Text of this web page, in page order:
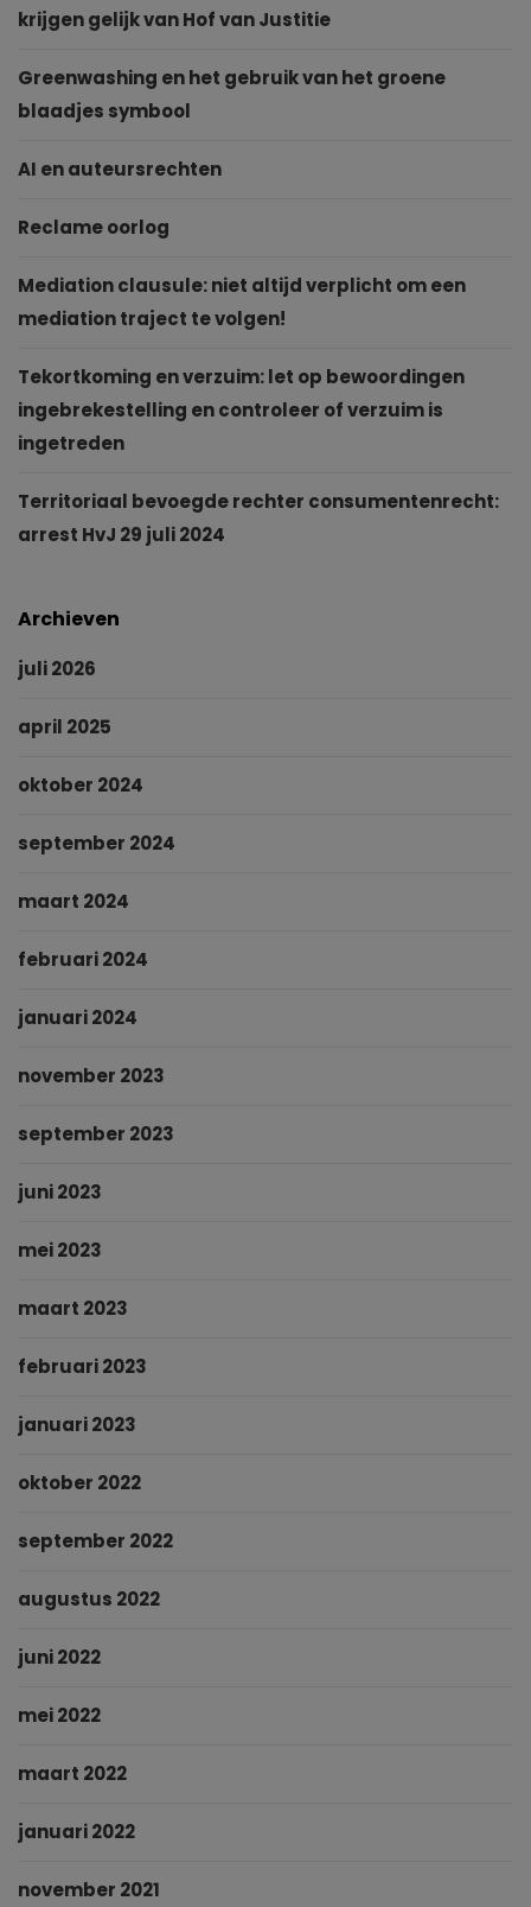
krijgen gelijk van Hof van Justitie
Greenwashing en het gebruik van het groene
blaadjes symbool
AI en auteursrechten
Reclame oorlog
Mediation clausule: niet altijd verplicht om een
mediation traject te volgen!
Tekortkoming en verzuim: let op bewoordingen
ingebrekestelling en controleer of verzuim is
ingetreden
Territoriaal bevoegde rechter consumentenrecht:
arrest HvJ 29 juli 2024
Archieven
juli 2026
april 2025
oktober 2024
september 2024
maart 2024
februari 2024
januari 2024
november 2023
september 2023
juni 2023
mei 2023
maart 2023
februari 2023
januari 2023
oktober 2022
september 2022
augustus 2022
juni 2022
mei 2022
maart 2022
januari 2022
november 2021